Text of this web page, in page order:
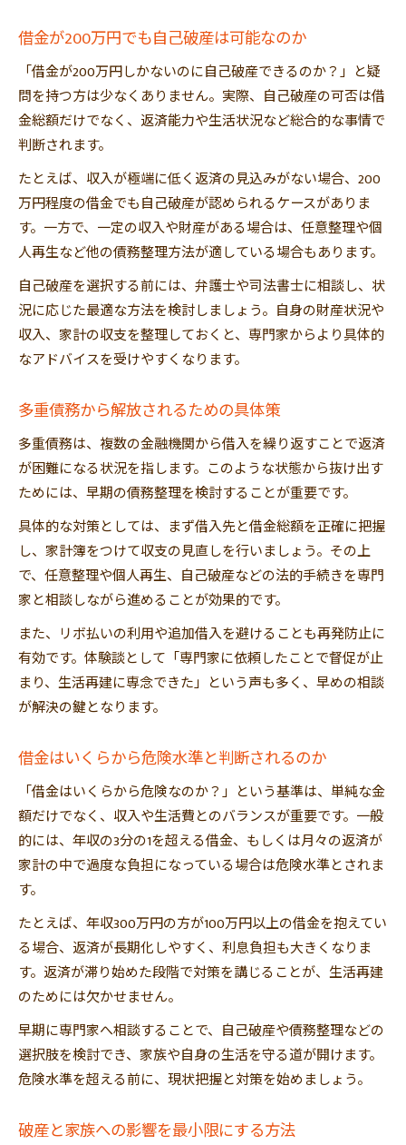
借金が200万円でも自己破産は可能なのか
「借金が200万円しかないのに自己破産できるのか？」と疑
問を持つ方は少なくありません。実際、自己破産の可否は借
金総額だけでなく、返済能力や生活状況など総合的な事情で
判断されます。
たとえば、収入が極端に低く返済の見込みがない場合、200
万円程度の借金でも自己破産が認められるケースがありま
す。一方で、一定の収入や財産がある場合は、任意整理や個
人再生など他の債務整理方法が適している場合もあります。
自己破産を選択する前には、弁護士や司法書士に相談し、状
況に応じた最適な方法を検討しましょう。自身の財産状況や
収入、家計の収支を整理しておくと、専門家からより具体的
なアドバイスを受けやすくなります。
多重債務から解放されるための具体策
多重債務は、複数の金融機関から借入を繰り返すことで返済
が困難になる状況を指します。このような状態から抜け出す
ためには、早期の債務整理を検討することが重要です。
具体的な対策としては、まず借入先と借金総額を正確に把握
し、家計簿をつけて収支の見直しを行いましょう。その上
で、任意整理や個人再生、自己破産などの法的手続きを専門
家と相談しながら進めることが効果的です。
また、リボ払いの利用や追加借入を避けることも再発防止に
有効です。体験談として「専門家に依頼したことで督促が止
まり、生活再建に専念できた」という声も多く、早めの相談
が解決の鍵となります。
借金はいくらから危険水準と判断されるのか
「借金はいくらから危険なのか？」という基準は、単純な金
額だけでなく、収入や生活費とのバランスが重要です。一般
的には、年収の3分の1を超える借金、もしくは月々の返済が
家計の中で過度な負担になっている場合は危険水準とされま
す。
たとえば、年収300万円の方が100万円以上の借金を抱えてい
る場合、返済が長期化しやすく、利息負担も大きくなりま
す。返済が滞り始めた段階で対策を講じることが、生活再建
のためには欠かせません。
早期に専門家へ相談することで、自己破産や債務整理などの
選択肢を検討でき、家族や自身の生活を守る道が開けます。
危険水準を超える前に、現状把握と対策を始めましょう。
破産と家族への影響を最小限にする方法